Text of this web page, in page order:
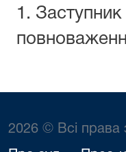
1. Заступник
2026 © Всі права